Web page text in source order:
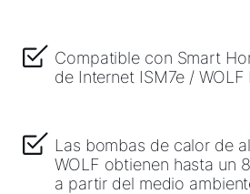
Compatible con Smart
de Internet ISM7e / WOLF
Las bombas de calor de
WOLF obtienen hasta un
a partir del medio